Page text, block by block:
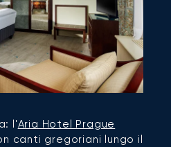
l'Aria Hotel Prague
canti gregoriani lungo il